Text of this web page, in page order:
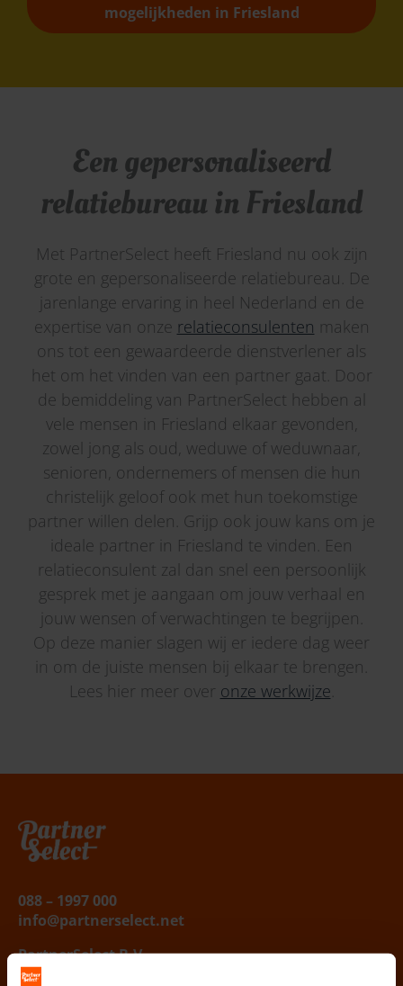
mogelijkheden in Friesland
Een gepersonaliseerd
relatiebureau in Friesland
Met PartnerSelect heeft Friesland nu ook zijn
grote en gepersonaliseerde relatiebureau. De
jarenlange ervaring in heel Nederland en de
expertise van onze relatieconsulenten maken
ons tot een gewaardeerde dienstverlener als
het om het vinden van een partner gaat. Door
de bemiddeling van PartnerSelect hebben al
vele mensen in Friesland elkaar gevonden,
zowel jong als oud, weduwe of weduwnaar,
senioren, ondernemers of mensen die hun
christelijk geloof ook met hun toekomstige
partner willen delen. Grijp ook jouw kans om je
ideale partner in Friesland te vinden. Een
relatieconsulent zal dan snel een persoonlijk
gesprek met je aangaan om jouw verhaal en
jouw wensen of verwachtingen te begrijpen.
Op deze manier slagen wij er iedere dag weer
in om de juiste mensen bij elkaar te brengen.
Lees hier meer over onze werkwijze
088 – 1997 000
info@partnerselect.net
PartnerSelect B.V.
Vestigingen